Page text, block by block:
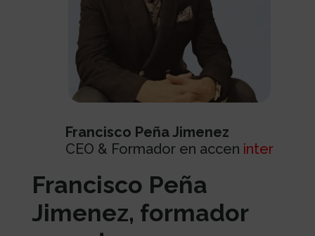
Francisco Peña
Jimenez, formador
Francisco Peña Jimenez
CEO & Formador en accen inter